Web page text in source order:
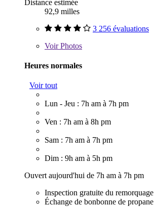
Distance estimée
92,9 milles
3 256 évaluations
VoirPhotos
Heures normales
Voir tout
Lun - Jeu : 7h am à 7h pm
Ven : 7h am à 8h pm
Sam : 7h am à 7h pm
Dim : 9h am à 5h pm
Ouvert aujourd'hui de 7h am à 7h pm
Inspection gratuite du remorquage
Échange de bonbonne de propane